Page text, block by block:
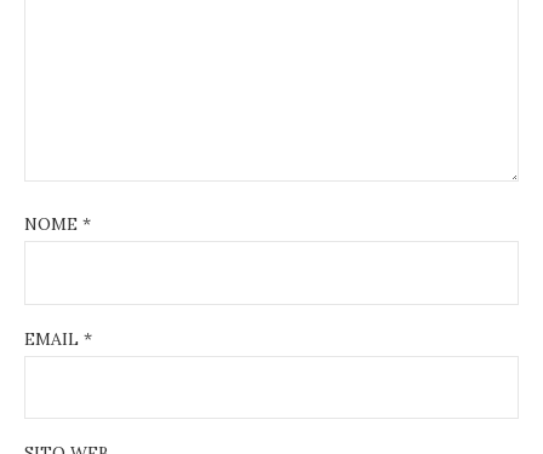
NOME *
EMAIL *